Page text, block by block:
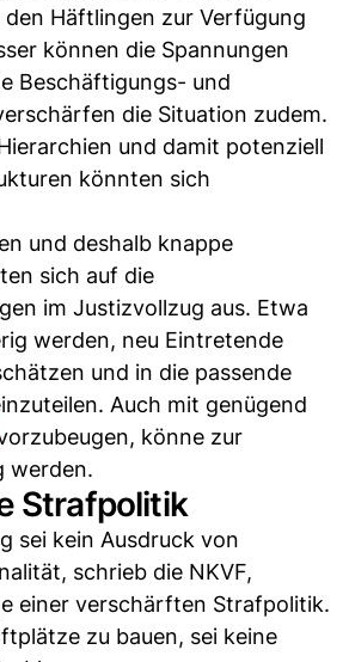
Häftlingen zur Verfügung
können die Spannungen
Beschäftigungs- und
die Situation zudem.
und damit potenziell
könnten sich
und deshalb knappe
sich auf die
im Justizvollzug aus. Etwa
werden, neu Eintretende
und in die passende
Auch mit genügend
könne zur
werden.
Strafpolitik
sei kein Ausdruck von
schrieb die NKVF,
einer verschärften Strafpolitik.
zu bauen, sei keine